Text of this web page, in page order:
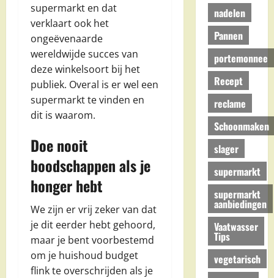
supermarkt en dat
verklaart ook het
ongeëvenaarde
wereldwijde succes van
deze winkelsoort bij het
publiek. Overal is er wel een
supermarkt te vinden en
dit is waarom.
Doe nooit
boodschappen als je
honger hebt
We zijn er vrij zeker van dat
je dit eerder hebt gehoord,
maar je bent voorbestemd
om je huishoud budget
flink te overschrijden als je
nadelen
Pannen
portemonnee
Recept
reclame
Schoonmaken
slager
supermarkt
supermarkt
aanbiedingen
Vaatwasser
Tips
vegetarisch